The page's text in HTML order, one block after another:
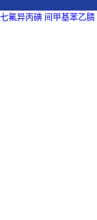
七氟异丙碘 间甲基苯乙腈